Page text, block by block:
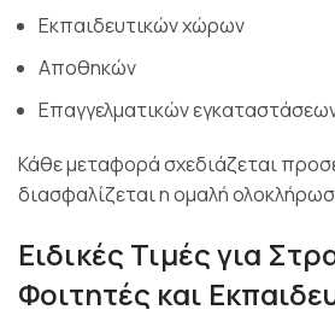
Εκπαιδευτικών χώρων
Αποθηκών
Επαγγελματικών
Κάθε μεταφορά σχεδιάζεται
διασφαλίζεται η ομαλή
Ειδικές Τιμές για
Φοιτητές και